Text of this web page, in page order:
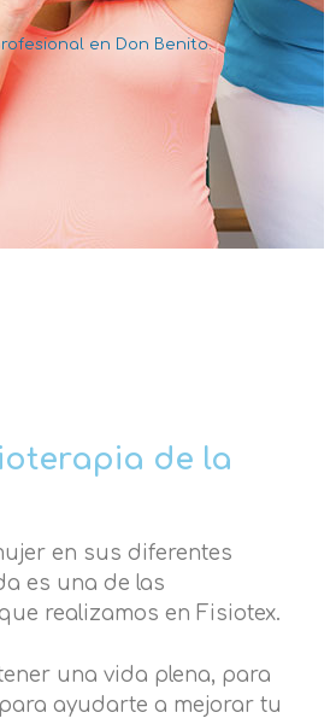
en Don Benito.
de la
en sus diferentes
es una de las
realizamos en Fisiotex.
una vida plena, para
ayudarte a mejorar tu